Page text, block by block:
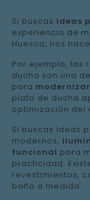
Si buscas ideas
experiencia de
Huesca, nos
Por ejemplo, las
ducha son una
para
plato de ducha
optimización del
Si buscas ideas
modernos,
funcional para
practicidad.
revestimientos,
baño a medida.